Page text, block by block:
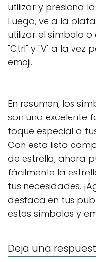
utilizar y presiona
Luego, ve a la
utilizar el símbolo
"Ctrl" y "V" a la vez
emoji.
En resumen, los
son una excelente
toque especial a
Con esta lista
de estrella, ahora
fácilmente la
tus necesidades.
destaca en tus
estos símbolos y
Deja una